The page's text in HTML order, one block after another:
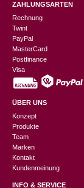
ZAHLUNGSARTEN
Rechnung
Twint
PayPal
MasterCard
Postfinance
Visa
ÜBER UNS
Konzept
Produkte
Team
Marken
Kontakt
Kundenmeinung
INFO & SERVICE